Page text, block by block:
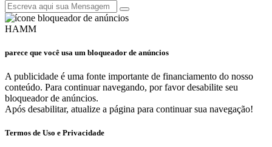
HAMM
parece que você usa um bloqueador de anúncios
A publicidade é uma fonte importante de financiamento do nosso
conteúdo. Para continuar navegando, por favor desabilite seu
bloqueador de anúncios.
Após desabilitar, atualize a página para continuar sua navegação!
Termos de Uso e Privacidade